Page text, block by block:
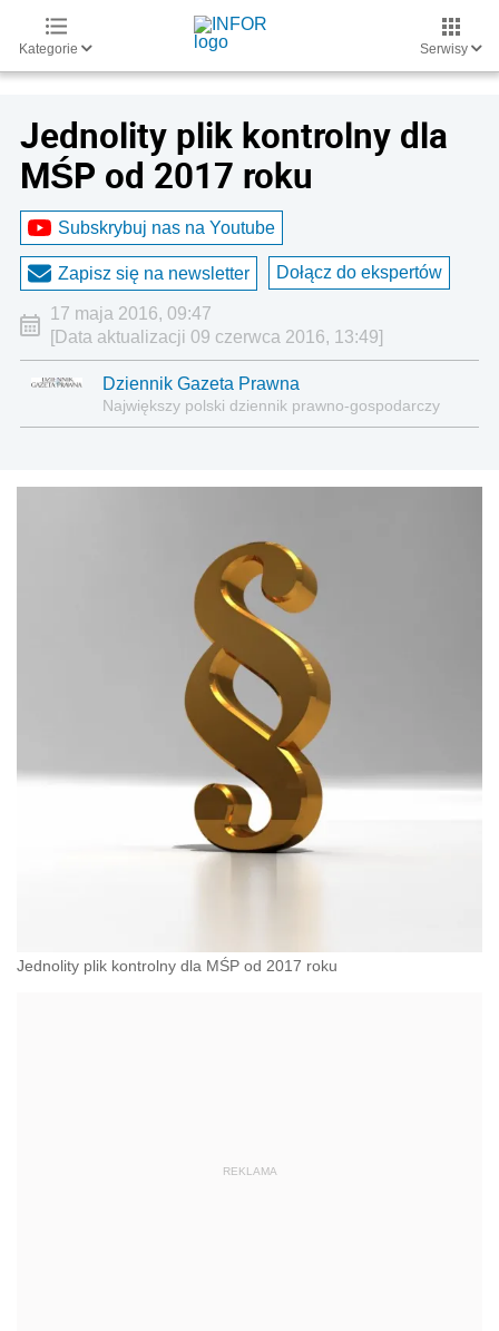
Kategorie Serwisy
Jednolity plik kontrolny dla
MŚP od 2017 roku
Subskrybuj nas na Youtube
Zapisz się na newsletter Dołącz do ekspertów
17 maja 2016, 09:47
[Data aktualizacji 09 czerwca 2016, 13:49]
Dziennik Gazeta Prawna
Największy polski dziennik prawno-gospodarczy
Jednolity plik kontrolny dla MŚP od 2017 roku